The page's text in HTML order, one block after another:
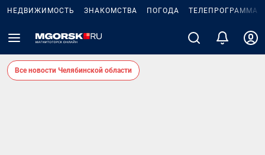
НЕДВИЖИМОСТЬ ЗНАКОМСТВА ПОГОДА ТЕЛЕПРОГРАММА
Все новости Челябинской области